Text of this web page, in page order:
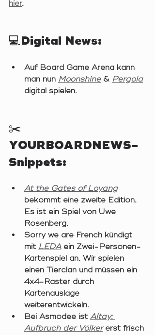
hier.
💻Digital News:
Auf Board Game Arena kann
man nun Moonshine & Pergola
digital spielen.
✂️
YOURBOARDNEWS-
Snippets:
At the Gates of Loyang
bekommt eine zweite Edition.
Es ist ein Spiel von Uwe
Rosenberg.
Sorry we are French kündigt
mit LEDA ein Zwei-Personen-
Kartenspiel an. Wir spielen
einen Tierclan und müssen ein
4x4-Raster durch
Kartenauslage
weiterentwickeln.
Bei Asmodee ist Altay:
Aufbruch der Völker erst frisch